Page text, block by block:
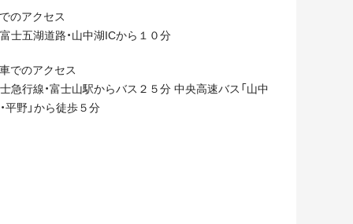
のアクセス
士五湖道路・山中湖ICから１０分
でのアクセス
急行線・富士山駅からバス２５分 中央高速バス「山中
平野」から徒歩５分